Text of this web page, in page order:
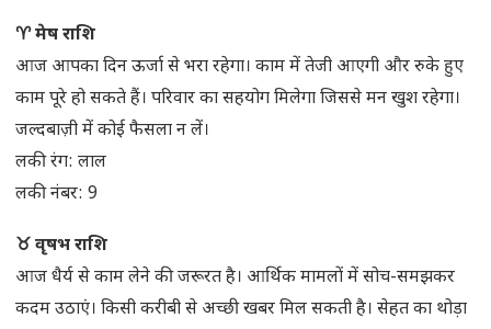
♈ मेष राशि
आज आपका दिन ऊर्जा से भरा रहेगा। काम में तेजी आएगी और रुके हुए
काम पूरे हो सकते हैं। परिवार का सहयोग मिलेगा जिससे मन खुश रहेगा।
जल्दबाज़ी में कोई फैसला न लें।
लकी रंग: लाल
लकी नंबर: 9
♉ वृषभ राशि
आज धैर्य से काम लेने की जरूरत है। आर्थिक मामलों में सोच-समझकर
कदम उठाएं। किसी करीबी से अच्छी खबर मिल सकती है। सेहत का थोड़ा